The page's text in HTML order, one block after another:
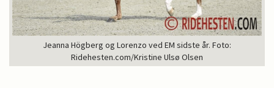
Jeanna Högberg og Lorenzo ved EM sidste år. Foto:
Ridehesten.com/Kristine Ulsø Olsen